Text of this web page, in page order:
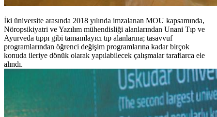
İki üniversite arasında 2018 yılında imzalanan MOU kapsamında,
Nöropsikiyatri ve Yazılım mühendisliği alanlarından Unani Tıp ve
Ayurveda tıppı gibi tamamlayıcı tıp alanlarına; tasavvuf
programlarından öğrenci değişim programlarına kadar birçok
konuda ileriye dönük olarak yapılabilecek çalışmalar taraflarca ele
alındı.